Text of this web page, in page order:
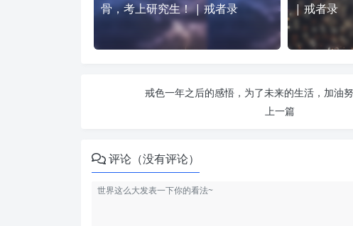
骨，考上研究生！ | 戒者录
| 戒者录
戒色一年之后的感悟，为了未来的生活，加油
上一篇
评论（没有评论）